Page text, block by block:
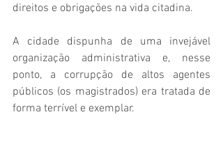
direitos e obrigações na vida citadina.
A cidade dispunha de uma invejável
organização administrativa e, nesse
ponto, a corrupção de altos agentes
públicos (os magistrados) era tratada de
forma terrível e exemplar.